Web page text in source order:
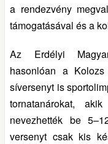
a rendezvény
támogatásával és a
Az Erdélyi
hasonlóan a
síversenyt is
tornatanárokat,
nevezhették be
versenyt csak kis